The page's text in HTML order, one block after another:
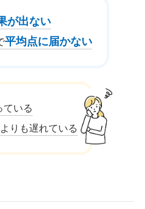
が出ない
平均点に届かない
ている
りも遅れている